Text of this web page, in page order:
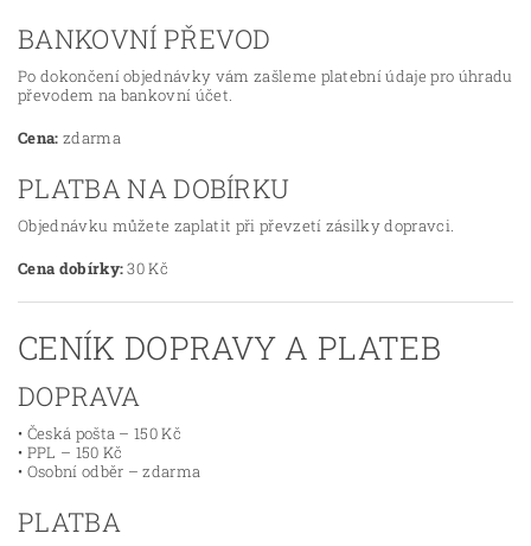
BANKOVNÍ PŘEVOD
Po dokončení objednávky vám zašleme platební údaje pro úhradu
převodem na bankovní účet.
Cena: zdarma
PLATBA NA DOBÍRKU
Objednávku můžete zaplatit při převzetí zásilky dopravci.
Cena dobírky:30 Kč
CENÍK DOPRAVY A PLATEB
DOPRAVA
• Česká pošta – 150 Kč
• PPL – 150 Kč
• Osobní odběr – zdarma
PLATBA